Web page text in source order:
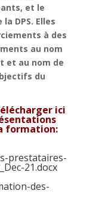
et le
DPS. Elles
à des
au nom
et au nom de
du
ici
formation:
prestataires-
21.docx
des-